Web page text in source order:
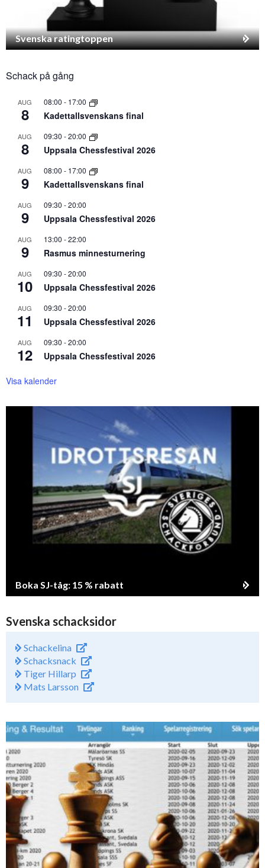
Svenska ratingtoppen
Schack på gång
AUG
8
08:00 - 17:00
Kadettallsvenskans final
AUG
8
09:30 -20:00
Uppsala Chessfestival 2026
AUG
9
08:00 - 17:00
Kadettallsvenskans final
AUG
9
09:30 -20:00
Uppsala Chessfestival 2026
AUG
9
13:00 -22:00
Rasmus minnesturnering
AUG
10
09:30 -20:00
Uppsala Chessfestival 2026
AUG
11
09:30 -20:00
Uppsala Chessfestival 2026
AUG
12
09:30 -20:00
Uppsala Chessfestival 2026
Visa kalender
Boka SJ-tåg: 15 % rabatt
Svenska schacksidor
Schackelina
Schacksnack
Tiger Hillarp
Mats Larsson